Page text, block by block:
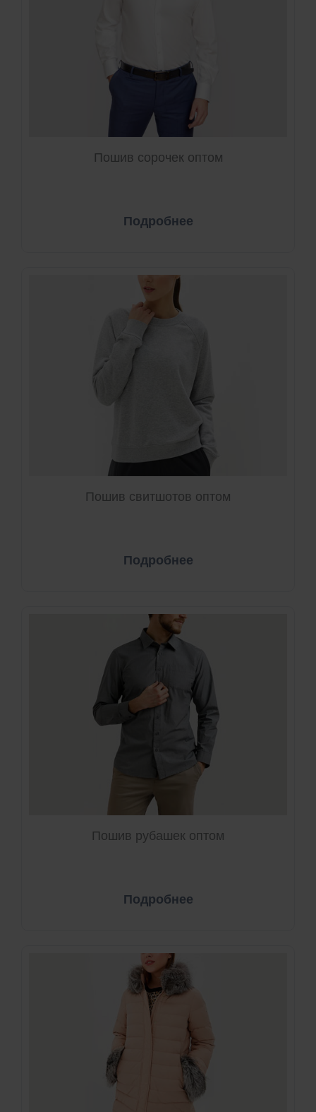
Пошив сорочек оптом
Подробнее
Пошив свитшотов оптом
Подробнее
Пошив рубашек оптом
Подробнее